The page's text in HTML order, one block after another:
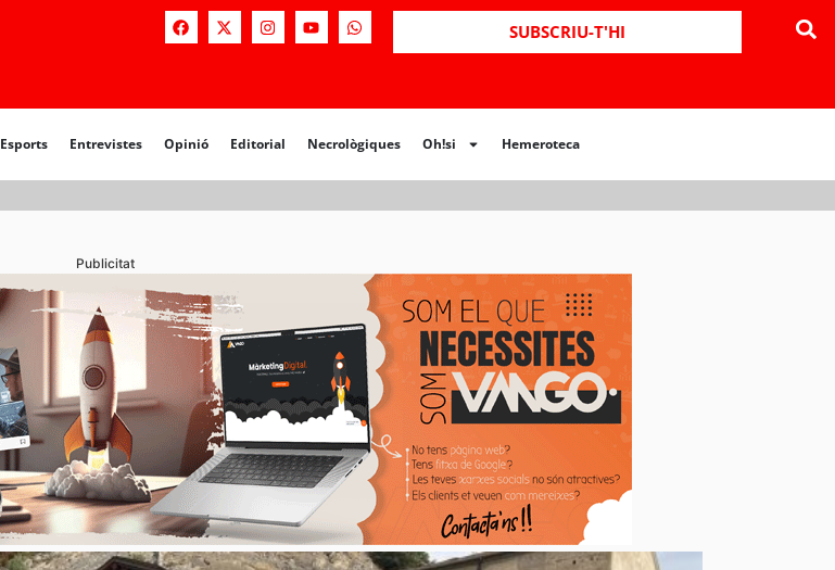
SUBSCRIU-T'HI
Esports Entrevistes Opinió Editorial Necrològiques Oh!si Hemeroteca
Opinió Editorial Necrològiques Hemeroteca
Publicitat